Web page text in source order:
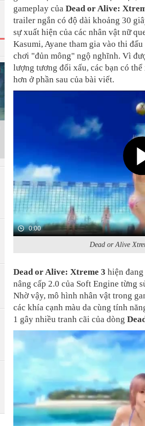
gameplay của Dead or Alive:
trailer ngắn có độ dài khoảng 30
sự xuất hiện của các nhân vật nữ
Kasumi, Ayane tham gia vào thi
chơi "đủn mông" ngộ nghĩnh. Vì
lượng tương đối xấu, các bạn có
hơn ở phần sau của bài viết.
0:00
Dead or Alive
Dead or Alive: Xtreme 3 hiện
nâng cấp 2.0 của Soft Engine từng
Nhờ vậy, mô hình nhân vật trong
các khía cạnh màu da cùng tính
1 gây nhiều tranh cãi của dòng